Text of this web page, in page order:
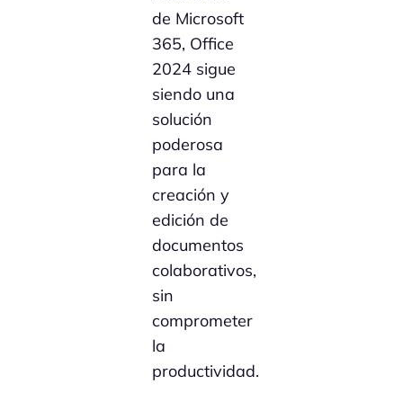
de Microsoft
365, Office
2024 sigue
siendo una
solución
poderosa
para la
creación y
edición de
documentos
colaborativos,
sin
comprometer
la
productividad.